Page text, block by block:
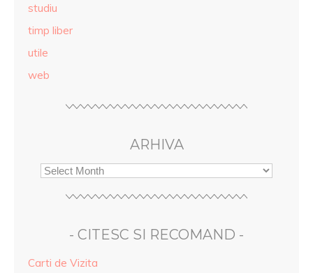
studiu
timp liber
utile
web
ARHIVA
- CITESC SI RECOMAND -
Carti de Vizita